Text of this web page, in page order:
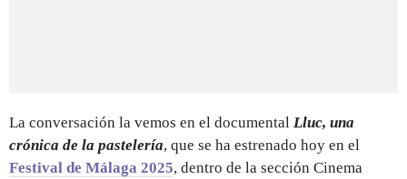
La conversación la vemos en el documental Lluc, una
crónica de la pastelería, que se ha estrenado hoy en el
Festival de Málaga 2025, dentro de la sección Cinema